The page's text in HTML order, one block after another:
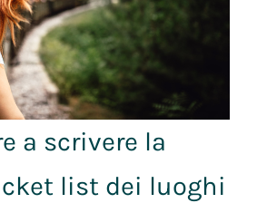
a scrivere la
list dei luoghi